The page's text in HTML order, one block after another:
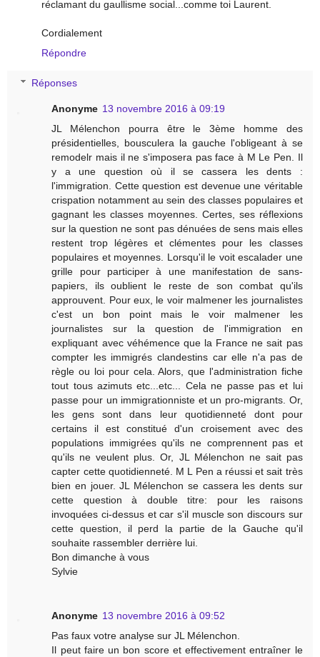
réclamant du gaullisme social...comme toi Laurent.
Cordialement
Répondre
Réponses
Anonyme 13 novembre 2016 à 09:19
JL Mélenchon pourra être le 3ème homme des
présidentielles, bousculera la gauche l'obligeant à se
remodelr mais il ne s'imposera pas face à M Le Pen. Il
y a une question où il se cassera les dents :
l'immigration. Cette question est devenue une véritable
crispation notamment au sein des classes populaires et
gagnant les classes moyennes. Certes, ses réflexions
sur la question ne sont pas dénuées de sens mais elles
restent trop légères et clémentes pour les classes
populaires et moyennes. Lorsqu'il le voit escalader une
grille pour participer à une manifestation de sans-
papiers, ils oublient le reste de son combat qu'ils
approuvent. Pour eux, le voir malmener les journalistes
c'est un bon point mais le voir malmener les
journalistes sur la question de l'immigration en
expliquant avec véhémence que la France ne sait pas
compter les immigrés clandestins car elle n'a pas de
règle ou loi pour cela. Alors, que l'administration fiche
tout tous azimuts etc...etc... Cela ne passe pas et lui
passe pour un immigrationniste et un pro-migrants. Or,
les gens sont dans leur quotidienneté dont pour
certains il est constitué d'un croisement avec des
populations immigrées qu'ils ne comprennent pas et
qu'ils ne veulent plus. Or, JL Mélenchon ne sait pas
capter cette quotidienneté. M L Pen a réussi et sait très
bien en jouer. JL Mélenchon se cassera les dents sur
cette question à double titre: pour les raisons
invoquées ci-dessus et car s'il muscle son discours sur
cette question, il perd la partie de la Gauche qu'il
souhaite rassembler derrière lui.
Bon dimanche à vous
Sylvie
Anonyme 13 novembre 2016 à 09:52
Pas faux votre analyse sur JL Mélenchon.
Il peut faire un bon score et effectivement entraîner le